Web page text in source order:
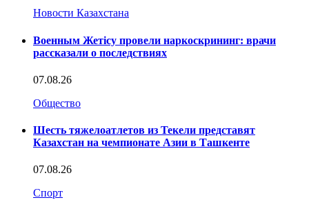
Новости Казахстана
Военным Жетісу провели наркоскрининг: врачи
рассказали о последствиях
07.08.26
Общество
Шесть тяжелоатлетов из Текели представят
Казахстан на чемпионате Азии в Ташкенте
07.08.26
Спорт